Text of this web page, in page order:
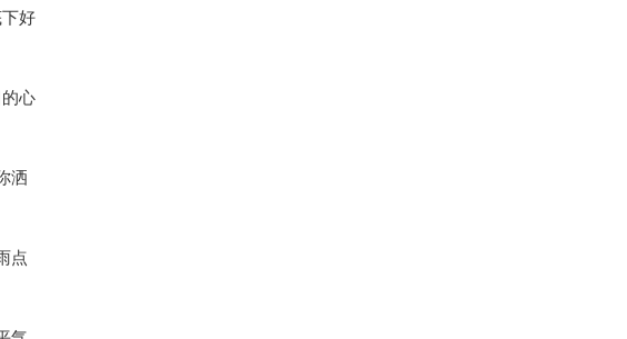
好
心
洒
点